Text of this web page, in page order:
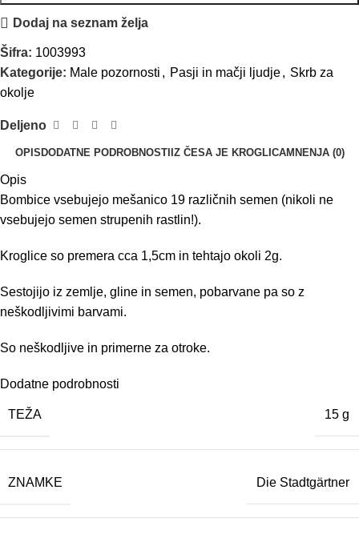
Dodaj na seznam želja
Šifra: 1003993
Kategorije: Male pozornosti , Pasji in mačji ljudje, Skrb za
okolje
Deljeno
OPIS DODATNE PODROBNOSTI IZ ČESA JE KROGLICAMNENJA (0)
Opis
Bombice vsebujejo mešanico 19 različnih semen (nikoli ne
vsebujejo semen strupenih rastlin!).
Kroglice so premera cca 1,5cm in tehtajo okoli 2g.
Sestojijo iz zemlje, gline in semen, pobarvane pa so z
neškodljivimi barvami.
So neškodljive in primerne za otroke.
Dodatne podrobnosti
TEŽA 15 g
ZNAMKE Die Stadtgärtner